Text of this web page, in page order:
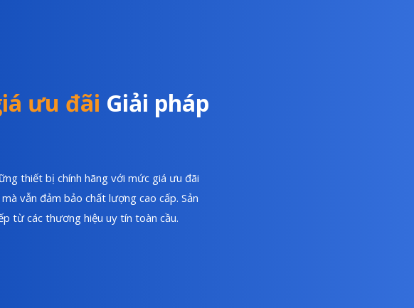
ưu đãi Giải pháp
thiết bị chính hãng với mức giá ưu đãi
vẫn đảm bảo chất lượng cao cấp. Sản
từ các thương hiệu uy tín toàn cầu.